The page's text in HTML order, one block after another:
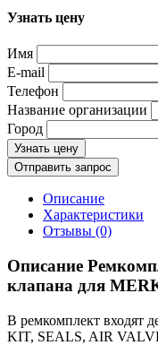
Узнать цену
Имя
E-mail
Телефон
Название организации
Город
Узнать цену
Отправить запрос
Описание
Характеристики
Отзывы (0)
Описание
клапана для
В ремкомплект входят
KIT, SEALS, AIR